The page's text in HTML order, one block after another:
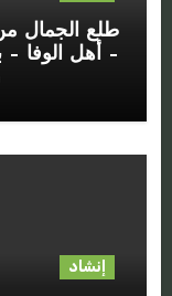
طلع الجمال
– أهل الوفا –
إنشاد